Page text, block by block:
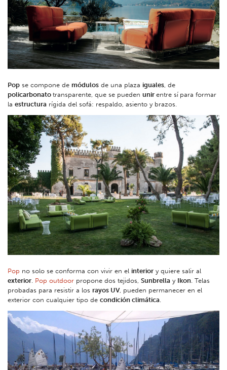
Pop se compone de módulos de una plaza iguales, de
policarbonato transparente, que se pueden unir entre sí para formar
la estructura rígida del sofá: respaldo, asiento y brazos.
Pop no solo se conforma con vivir en el interior y quiere salir al
exterior. Pop outdoor propone dos tejidos, Sunbrella y Ikon. Telas
probadas para resistir a los rayos UV, pueden permanecer en el
exterior con cualquier tipo de condición climática.